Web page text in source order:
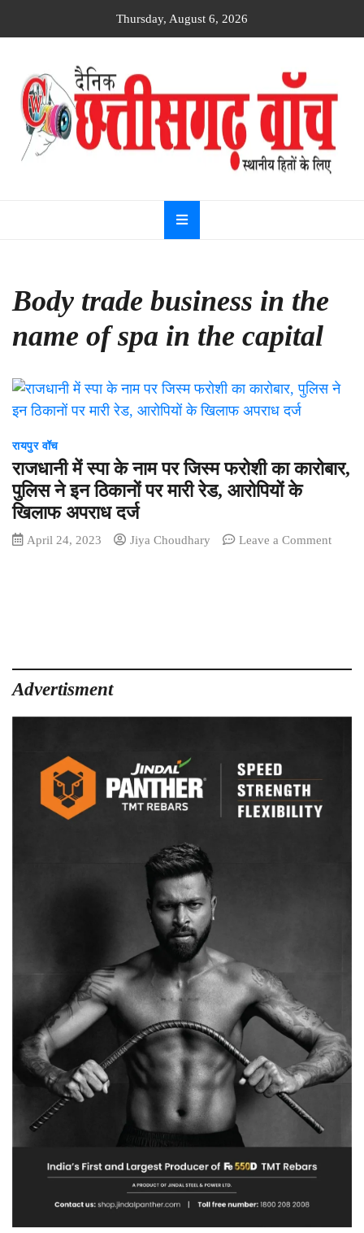
Thursday, August 6, 2026
Dainik
Chhattisgarh
watch
Body trade business in the
name of spa in the capital
रायपुर वॉच
राजधानी में स्पा के नाम पर जिस्म फरोशी का कारोबार,
पुलिस ने इन ठिकानों पर मारी रेड, आरोपियों के
खिलाफ अपराध दर्ज
April 24, 2023 Jiya Choudhary Leave a Commenton
Advertisment